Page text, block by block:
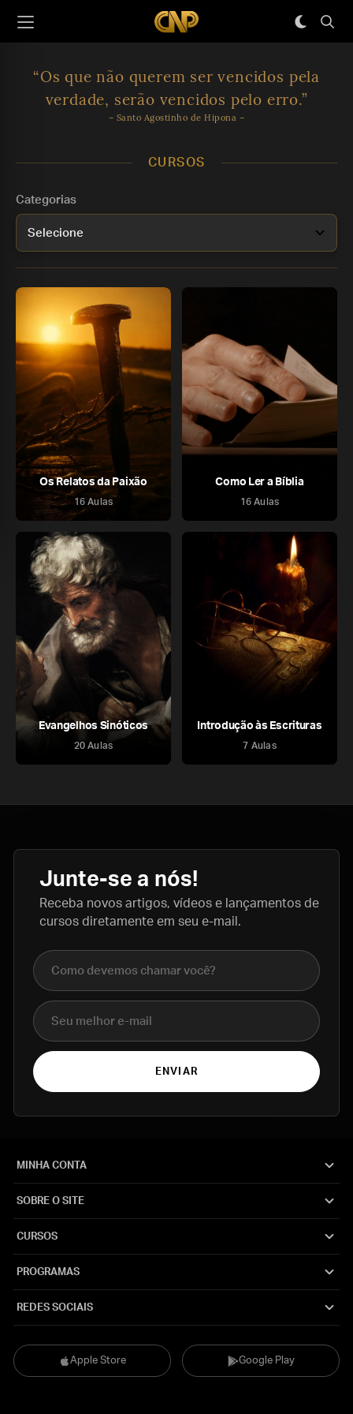
“Os que não querem ser vencidos pela
verdade, serão vencidos pelo erro.”
– Santo Agostinho de Hipona –
CURSOS
Categorias
Os Relatos da Paixão
16 Aulas
Como Ler a Bíblia
16 Aulas
Evangelhos Sinóticos
20 Aulas
Introdução às Escrituras
7 Aulas
Junte-se a nós!
Receba novos artigos, vídeos e lançamentos de
cursos diretamente em seu e-mail.
Nome completo
E-mail
ENVIAR
Apple Store Google Play
MINHA CONTA
SOBRE O SITE
CURSOS
PROGRAMAS
REDES SOCIAIS